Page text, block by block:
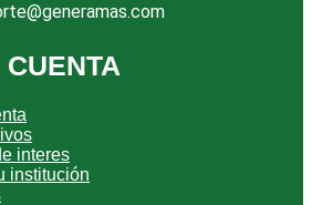
CUENTA
interes
institución